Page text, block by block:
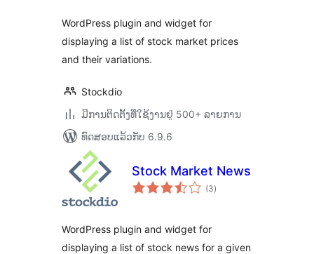
WordPress plugin and widget for
displaying a list of stock market prices
and their variations.
Stockdio
ມີການຕິດຕັ້ງທີ່ໃຊ້ງານຢູ່ 500+ ລາຍການ
ທົດສອບແລ້ວກັບ 6.9.6
Stock Market News
(3ຄະແນນ
ທັງໝົດ
)
WordPress plugin and widget for
displaying a list of stock news for a given